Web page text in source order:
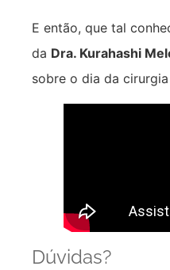
E então, que tal
da Dra. Kurahashi
sobre o dia da
Dúvidas?